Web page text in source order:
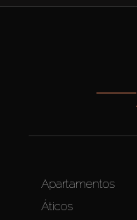
Apartamentos
Áticos